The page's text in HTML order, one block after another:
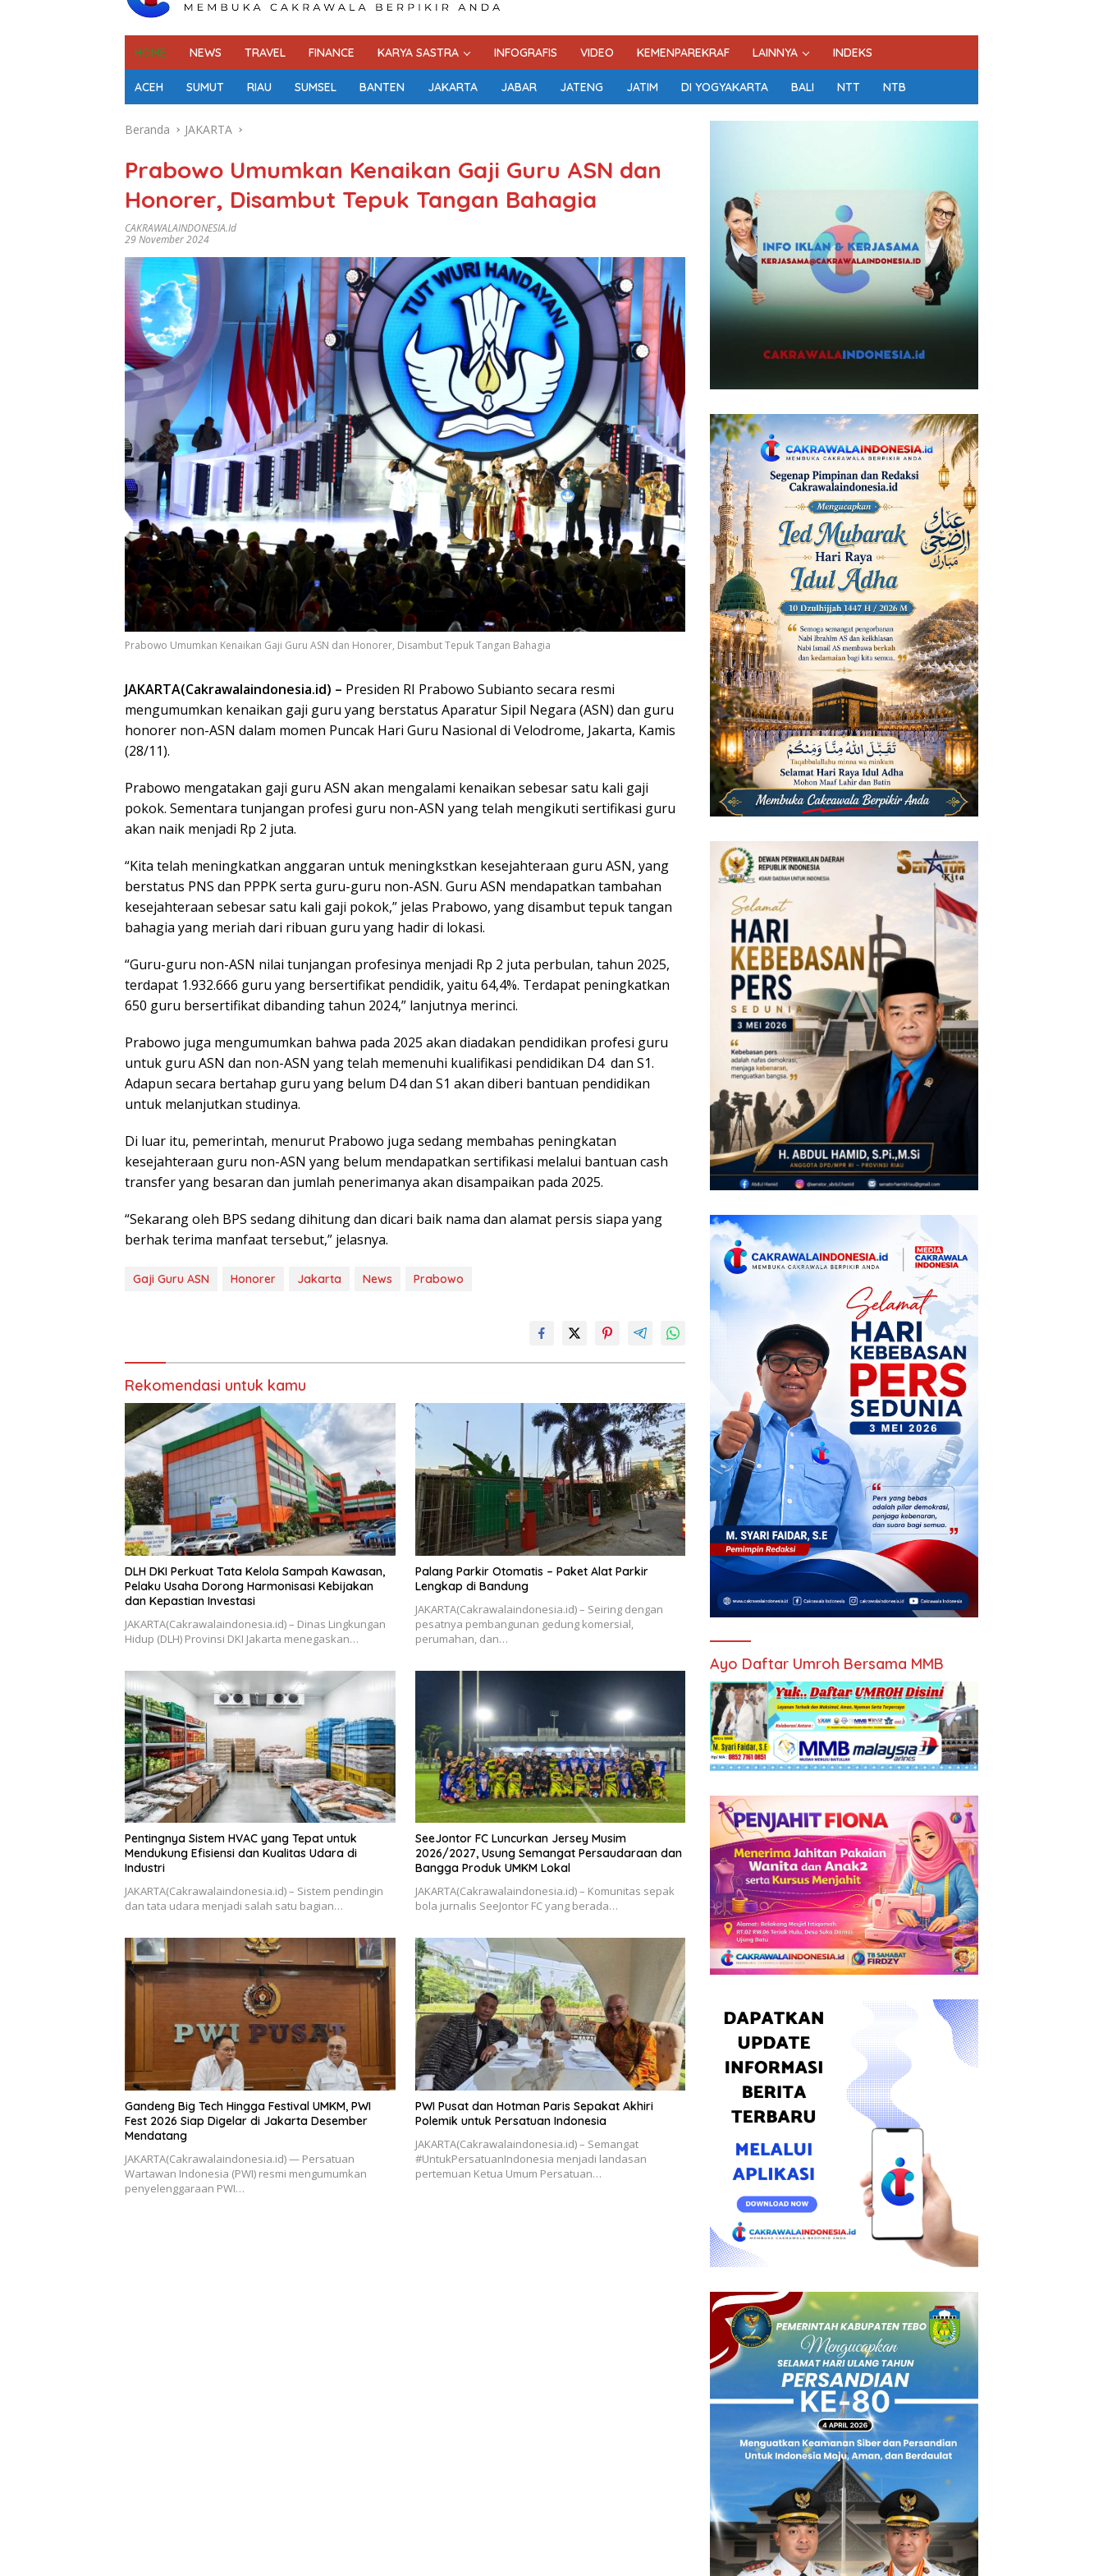
HOME NEWS TRAVEL FINANCE KARYA SASTRA INFOGRAFIS VIDEO KEMENPAREKRAF LAINNYA INDEKS
ACEH SUMUT RIAU SUMSEL BANTEN JAKARTA JABAR JATENG JATIM DI YOGYAKARTA BALI NTT NTB
Beranda JAKARTA
Prabowo Umumkan Kenaikan Gaji Guru ASN dan
Honorer, Disambut Tepuk Tangan Bahagia
CAKRAWALAINDONESIA.id
29 November 2024
Prabowo Umumkan Kenaikan Gaji Guru ASN dan Honorer, Disambut Tepuk Tangan Bahagia
JAKARTA(Cakrawalaindonesia.id) – Presiden RI Prabowo Subianto secara resmi
mengumumkan kenaikan gaji guru yang berstatus Aparatur Sipil Negara (ASN) dan guru
honorer non-ASN dalam momen Puncak Hari Guru Nasional di Velodrome, Jakarta, Kamis
(28/11).
Prabowo mengatakan gaji guru ASN akan mengalami kenaikan sebesar satu kali gaji
pokok. Sementara tunjangan profesi guru non-ASN yang telah mengikuti sertifikasi guru
akan naik menjadi Rp 2 juta.
“Kita telah meningkatkan anggaran untuk meningkstkan kesejahteraan guru ASN, yang
berstatus PNS dan PPPK serta guru-guru non-ASN. Guru ASN mendapatkan tambahan
kesejahteraan sebesar satu kali gaji pokok,” jelas Prabowo, yang disambut tepuk tangan
bahagia yang meriah dari ribuan guru yang hadir di lokasi.
“Guru-guru non-ASN nilai tunjangan profesinya menjadi Rp 2 juta perbulan, tahun 2025,
terdapat 1.932.666 guru yang bersertifikat pendidik, yaitu 64,4%. Terdapat peningkatkan
650 guru bersertifikat dibanding tahun 2024,” lanjutnya merinci.
Prabowo juga mengumumkan bahwa pada 2025 akan diadakan pendidikan profesi guru
untuk guru ASN dan non-ASN yang telah memenuhi kualifikasi pendidikan D4 dan S1.
Adapun secara bertahap guru yang belum D4 dan S1 akan diberi bantuan pendidikan
untuk melanjutkan studinya.
Di luar itu, pemerintah, menurut Prabowo juga sedang membahas peningkatan
kesejahteraan guru non-ASN yang belum mendapatkan sertifikasi melalui bantuan cash
transfer yang besaran dan jumlah penerimanya akan disampaikan pada 2025.
“Sekarang oleh BPS sedang dihitung dan dicari baik nama dan alamat persis siapa yang
berhak terima manfaat tersebut,” jelasnya.
Gaji Guru ASN Honorer Jakarta News Prabowo
Rekomendasi untuk kamu
DLH DKI Perkuat Tata Kelola Sampah Kawasan,
Pelaku Usaha Dorong Harmonisasi Kebijakan
dan Kepastian Investasi
JAKARTA(Cakrawalaindonesia.id) – Dinas Lingkungan
Hidup (DLH) Provinsi DKI Jakarta menegaskan…
Palang Parkir Otomatis – Paket Alat Parkir
Lengkap di Bandung
JAKARTA(Cakrawalaindonesia.id) – Seiring dengan
pesatnya pembangunan gedung komersial,
perumahan, dan…
Pentingnya Sistem HVAC yang Tepat untuk
Mendukung Efisiensi dan Kualitas Udara di
Industri
JAKARTA(Cakrawalaindonesia.id) – Sistem pendingin
dan tata udara menjadi salah satu bagian…
SeeJontor FC Luncurkan Jersey Musim
2026/2027, Usung Semangat Persaudaraan dan
Bangga Produk UMKM Lokal
JAKARTA(Cakrawalaindonesia.id) – Komunitas sepak
bola jurnalis SeeJontor FC yang berada…
Gandeng Big Tech Hingga Festival UMKM, PWI
Fest 2026 Siap Digelar di Jakarta Desember
Mendatang
​JAKARTA(Cakrawalaindonesia.id) — Persatuan
Wartawan Indonesia (PWI) resmi mengumumkan
penyelenggaraan PWI…
PWI Pusat dan Hotman Paris Sepakat Akhiri
Polemik untuk Persatuan Indonesia
JAKARTA(Cakrawalaindonesia.id) – Semangat
#UntukPersatuanIndonesia menjadi landasan
pertemuan Ketua Umum Persatuan…
Ayo Daftar Umroh Bersama MMB